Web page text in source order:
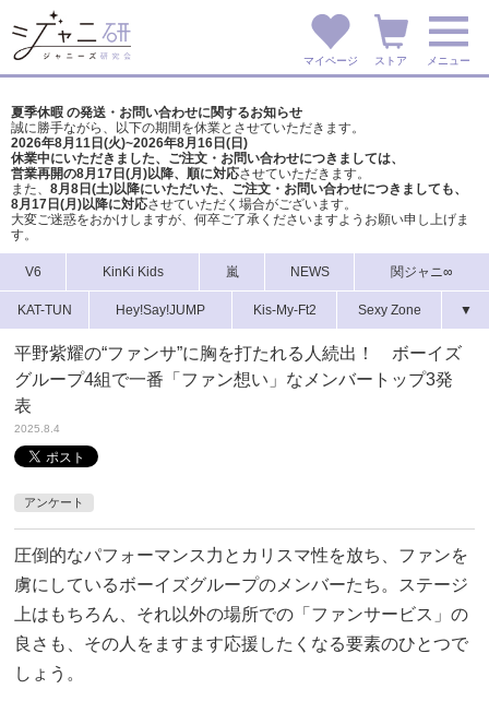
マイページ ストア メニュー
夏季休暇 の発送・お問い合わせに関するお知らせ
誠に勝手ながら、以下の期間を休業とさせていただきます。
2026年8月11日(火)~2026年8月16日(日)
休業中にいただきました、ご注文・お問い合わせにつきましては、
営業再開の8月17日(月)以降、順に対応させていただきます。
また、 8月8日(土)以降にいただいた、ご注文・ お問い合わせにつきましても、
8月17日(月)以降に対応させていただく場合がございます。
大変ご迷惑をおかけしますが、 何卒ご了承くださいますようお願い申し上げま
す。
V6 KinKi Kids 嵐 NEWS 関ジャニ∞
KAT-TUN Hey!Say!JUMP Kis-My-Ft2 Sexy Zone ▼
平野紫耀の“ファンサ”に胸を打たれる人続出！ ボーイズ
グループ4組で一番「ファン想い」なメンバートップ3発
表
2025.8.4
アンケート
圧倒的なパフォーマンス力とカリスマ性を放ち、ファンを
虜にしているボーイズグループのメンバーたち。ステージ
上はもちろん、それ以外の場所での「ファンサービス」の
良さも、その人をますます応援したくなる要素のひとつで
しょう。